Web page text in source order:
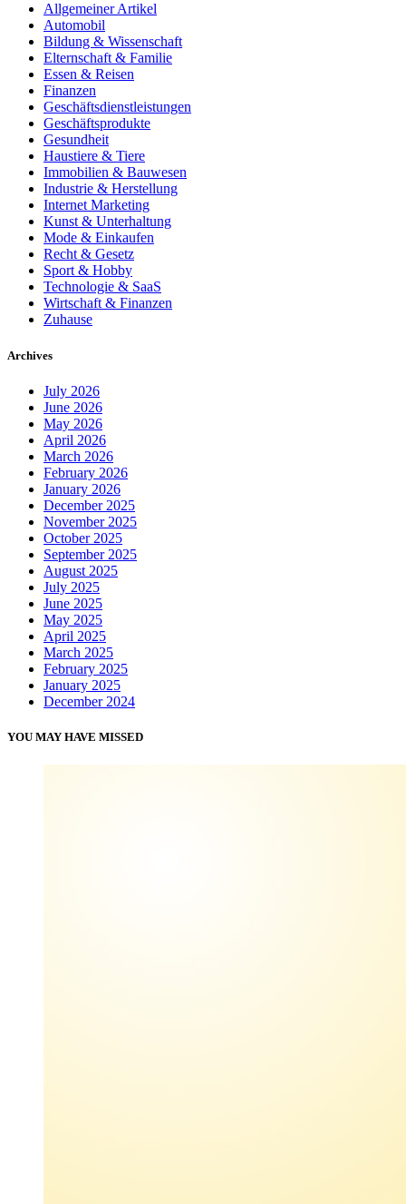
Allgemeiner Artikel
Automobil
Bildung & Wissenschaft
Elternschaft & Familie
Essen & Reisen
Finanzen
Geschäftsdienstleistungen
Geschäftsprodukte
Gesundheit
Haustiere & Tiere
Immobilien & Bauwesen
Industrie & Herstellung
Internet Marketing
Kunst & Unterhaltung
Mode & Einkaufen
Recht & Gesetz
Sport & Hobby
Technologie & SaaS
Wirtschaft & Finanzen
Zuhause
Archives
July 2026
June 2026
May 2026
April 2026
March 2026
February 2026
January 2026
December 2025
November 2025
October 2025
September 2025
August 2025
July 2025
June 2025
May 2025
April 2025
March 2025
February 2025
January 2025
December 2024
YOU MAY HAVE MISSED